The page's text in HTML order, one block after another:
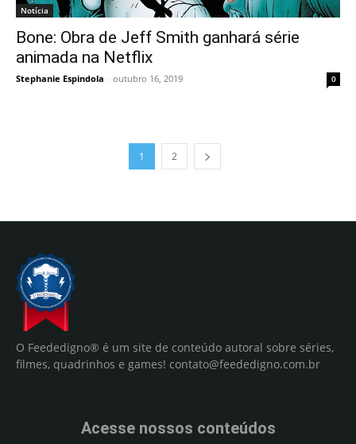
Notícia
Bone: Obra de Jeff Smith ganhará série
animada na Netflix
Stephanie Espindola - outubro 16, 2019 0
1 2
O Feededigno® é um site de conteúdo autoral sobre séries,
filmes, quadrinhos e games! contato@feededigno.com.br
Acesse nossos conteúdos